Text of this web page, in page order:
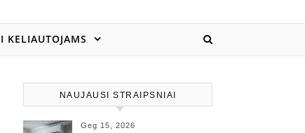
KELIAUTOJAMS
NAUJAUSI STRAIPSNIAI
Geg 15, 2026